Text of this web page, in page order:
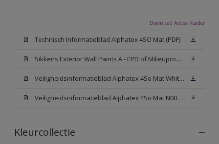
Download Adobe Reader
Technisch Informatieblad Alphatex 4SO Mat (PDF)
Sikkens Exterior Wall Paints A - EPD of Milieuproductverklaring
Veiligheidsinformatieblad Alphatex 4So Mat White W05 (MSDS)
Veiligheidsinformatieblad Alphatex 4So Mat N00 (MSDS)
Kleurcollectie